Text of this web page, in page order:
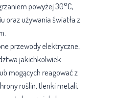
powyżej 30°C,
oraz używania światła z
przewody elektryczne,
jakichkolwiek
mogących reagować z
roślin, tlenki metali,